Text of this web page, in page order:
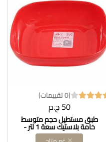
(0 تقييمات)
50 ج.م
طبق مستطيل حجم متوسط
خامة بلاستيك سعة 1 لتر -
احمرDollars for imporT كود